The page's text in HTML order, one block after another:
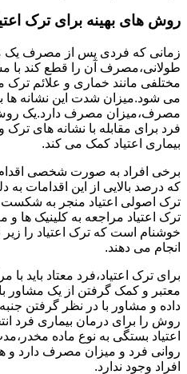
روش های بهینه برای ترک
زمانی که فردی پس از مصرف یک
طولانی،مصرف آن را قطع کند با
مختلفی مانند خماری و علائم
می شود.میزان شدت این نشانه ها
مصرف،میزان مصرف دارد.یک روش
فرد برای مقابله با نشانه های
بیماری اعتیاد کمک می کند.
برخی افراد به صورت شخصی اقدام
که درصد بالایی از این اقدامات به
ترک اصولی اعتیاد منجر به
ترک اعتیاد مراجعه به کلینیک ها و
خوشنام است که ترک اعتیاد را
انجام می دهند.
برای ترک اعتیاد،فرد معتاد باید
معتبر و کمک گرفتن از یک مشاور
داده و مشاور با در نظر گرفتن
روش را برای درمان بیماری فرد
اعتیاد بستگی به نوع ماده
روانی فرد و میزان مصرف دارد و
افراد وجود ندارد.